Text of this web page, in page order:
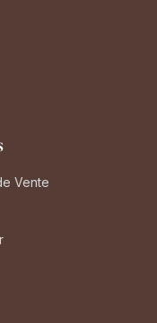
Vente